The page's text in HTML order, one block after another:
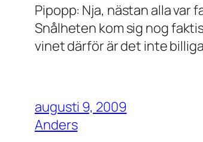
Pipopp: Nja, nästan alla var
Snålheten kom sig nog
vinet därför är det inte
augusti 9, 2009
Anders